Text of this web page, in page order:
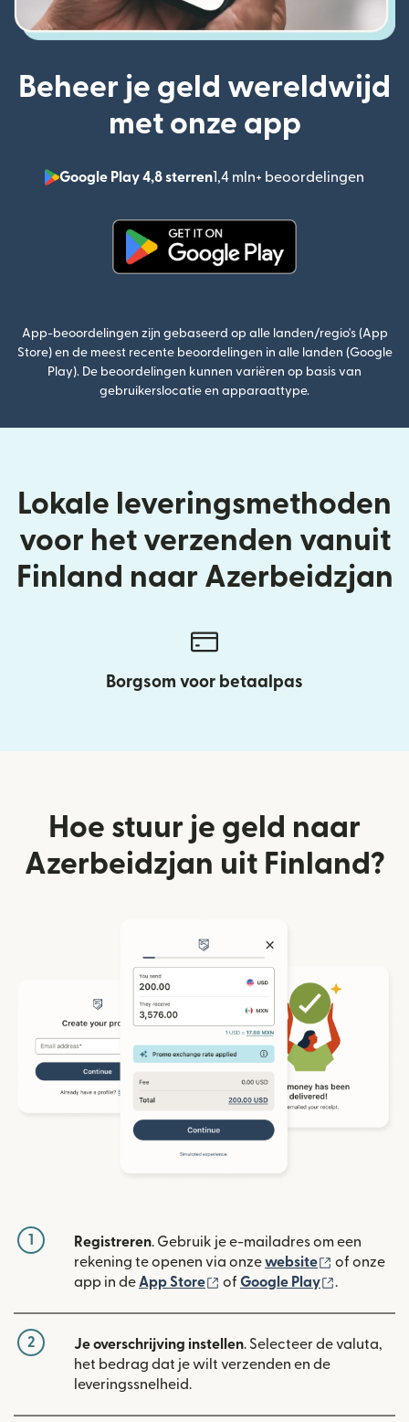
Beheer je geld wereldwijd
met onze app
Google Play 4,8 sterren1,4 mln+ beoordelingen
App-beoordelingen zijn gebaseerd op alle landen/regio's (App
Store) en de meest recente beoordelingen in alle landen (Google
Play). De beoordelingen kunnen variëren op basis van
gebruikerslocatie en apparaattype.
Lokale leveringsmethoden
voor het verzenden vanuit
Finland naar Azerbeidzjan
Borgsom voor betaalpas
Hoe stuur je geld naar
Azerbeidzjan uit Finland?
1 Registreren. Gebruik je e-mailadres om een
rekening te openen via onzewebsite (wordt
of onze
app in de App Store (wordt geopend in een
of Google Play .
2 Je overschrijving instellen. Selecteer de valuta,
het bedrag dat je wilt verzenden en de
leveringssnelheid.